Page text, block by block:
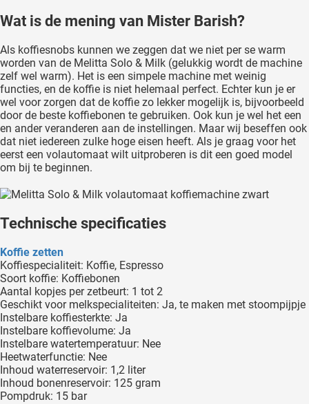
Wat is de mening van Mister Barish?
Als koffiesnobs kunnen we zeggen dat we niet per se warm
worden van de Melitta Solo & Milk (gelukkig wordt de machine
zelf wel warm). Het is een simpele machine met weinig
functies, en de koffie is niet helemaal perfect. Echter kun je er
wel voor zorgen dat de koffie zo lekker mogelijk is, bijvoorbeeld
door de beste koffiebonen te gebruiken. Ook kun je wel het een
en ander veranderen aan de instellingen. Maar wij beseffen ook
dat niet iedereen zulke hoge eisen heeft. Als je graag voor het
eerst een volautomaat wilt uitproberen is dit een goed model
om bij te beginnen.
Technische specificaties
Koffie zetten
Koffiespecialiteit: Koffie, Espresso
Soort koffie: Koffiebonen
Aantal kopjes per zetbeurt: 1 tot 2
Geschikt voor melkspecialiteiten: Ja, te maken met stoompijpje
Instelbare koffiesterkte: Ja
Instelbare koffievolume: Ja
Instelbare watertemperatuur: Nee
Heetwaterfunctie: Nee
Inhoud waterreservoir: 1,2 liter
Inhoud bonenreservoir: 125 gram
Pompdruk: 15 bar